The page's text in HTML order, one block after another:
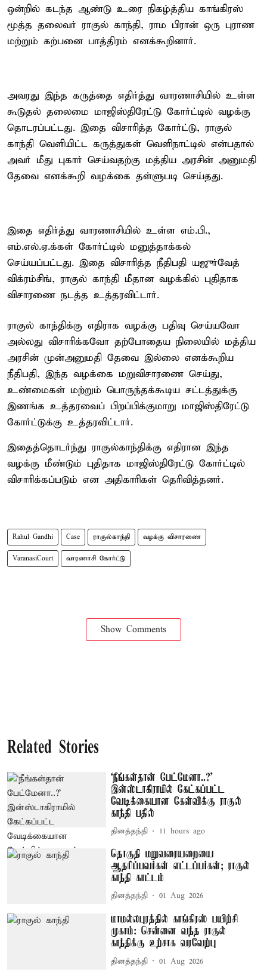
ஒன்றில் கடந்த ஆண்டு உரை நிகழ்த்திய காங்கிரஸ்
மூத்த தலைவர் ராகுல் காந்தி, ராம பிரான் ஒரு புராண
மற்றும் கற்பனை பாத்திரம் எனக்கூறினார்.
அவரது இந்த கருத்தை எதிர்த்து வாரணாசியில் உள்ள
கூடுதல் தலைமை மாஜிஸ்திரேட்டு கோர்ட்டில் வழக்கு
தொடரப்பட்டது. இதை விசாரித்த கோர்ட்டு, ராகுல்
காந்தி வெளியிட்ட கருத்துகள் வெளிநாட்டில் என்பதால்
அவர் மீது புகார் செய்வதற்கு மத்திய அரசின் அனுமதி
தேவை எனக்கூறி வழக்கை தள்ளுபடி செய்தது.
இதை எதிர்த்து வாரணாசியில் உள்ள எம்.பி.,
எம்.எல்.ஏ.க்கள் கோர்ட்டில் மனுத்தாக்கல்
செய்யப்பட்டது. இதை விசாரித்த நீதிபதி யஜுர்வேத்
விக்ரம்சிங், ராகுல் காந்தி மீதான வழக்கில் புதிதாக
விசாரணை நடத்த உத்தரவிட்டார்.
ராகுல் காந்திக்கு எதிராக வழக்கு பதிவு செய்யவோ
அல்லது விசாரிக்கவோ தற்போதைய நிலையில் மத்திய
அரசின் முன்அனுமதி தேவை இல்லை எனக்கூறிய
நீதிபதி, இந்த வழக்கை மறுவிசாரணை செய்து,
உண்மைகள் மற்றும் பொருந்தக்கூடிய சட்டத்துக்கு
இணங்க உத்தரவைப் பிறப்பிக்குமாறு மாஜிஸ்திரேட்டு
கோர்ட்டுக்கு உத்தரவிட்டார்.
இதைத்தொடர்ந்து ராகுல்காந்திக்கு எதிரான இந்த
வழக்கு மீண்டும் புதிதாக மாஜிஸ்திரேட்டு கோர்ட்டில்
விசாரிக்கப்படும் என அதிகாரிகள் தெரிவித்தனர்.
Rahul Gandhi Case ராகுல்காந்தி வழக்கு விசாரணை
VaranasiCourt வாரணாசி கோர்ட்டு
Show Comments
Related Stories
‘நீங்கள்தான் பேட்மேனா..?’
இன்ஸ்டாகிராமில் கேட்கப்பட்ட
வேடிக்கையான கேள்விக்கு ராகுல்
காந்தி பதில்
தினத்தந்தி 11 hours ago
தொகுதி மறுவரையறையை
ஆதரிப்பவர்கள் எட்டப்பர்கள்; ராகுல்
காந்தி காட்டம்
தினத்தந்தி 01 Aug 2026
மாமல்லபுரத்தில் காங்கிரஸ் பயிற்சி
முகாம்: சென்னை வந்த ராகுல்
காந்திக்கு உற்சாக வரவேற்பு
தினத்தந்தி 01 Aug 2026